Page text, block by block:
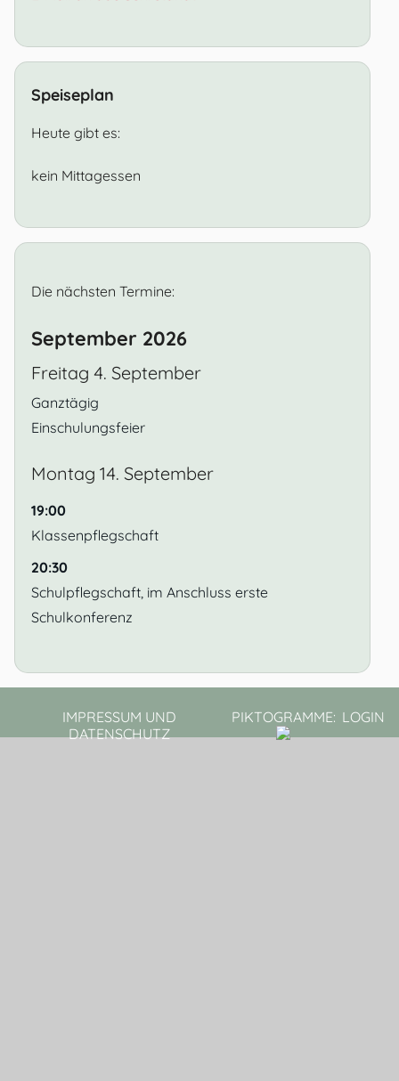
Speiseplan
Heute gibt es:
kein Mittagessen
Die nächsten Termine:
September 2026
Freitag 4. September
Ganztägig
Einschulungsfeier
Montag 14. September
19:00
Klassenpflegschaft
20:30
Schulpflegschaft, im Anschluss erste
Schulkonferenz
IMPRESSUM UND
DATENSCHUTZ
PIKTOGRAMME: LOGIN